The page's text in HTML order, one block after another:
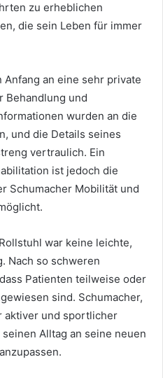
zu erheblichen
die sein Leben für immer
Anfang an eine sehr private
Behandlung und
wurden an die
und die Details seines
vertraulich. Ein
ist jedoch die
Schumacher Mobilität und
war keine leichte,
Nach so schweren
Patienten teilweise oder
sind. Schumacher,
aktiver und sportlicher
Alltag an seine neuen